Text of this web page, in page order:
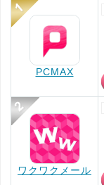
PCMAX
ワクワクメール